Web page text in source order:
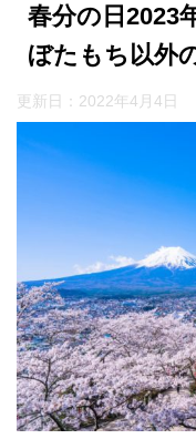
春分の日2023
ぼたもち以外
更新日： 2022年4月4日